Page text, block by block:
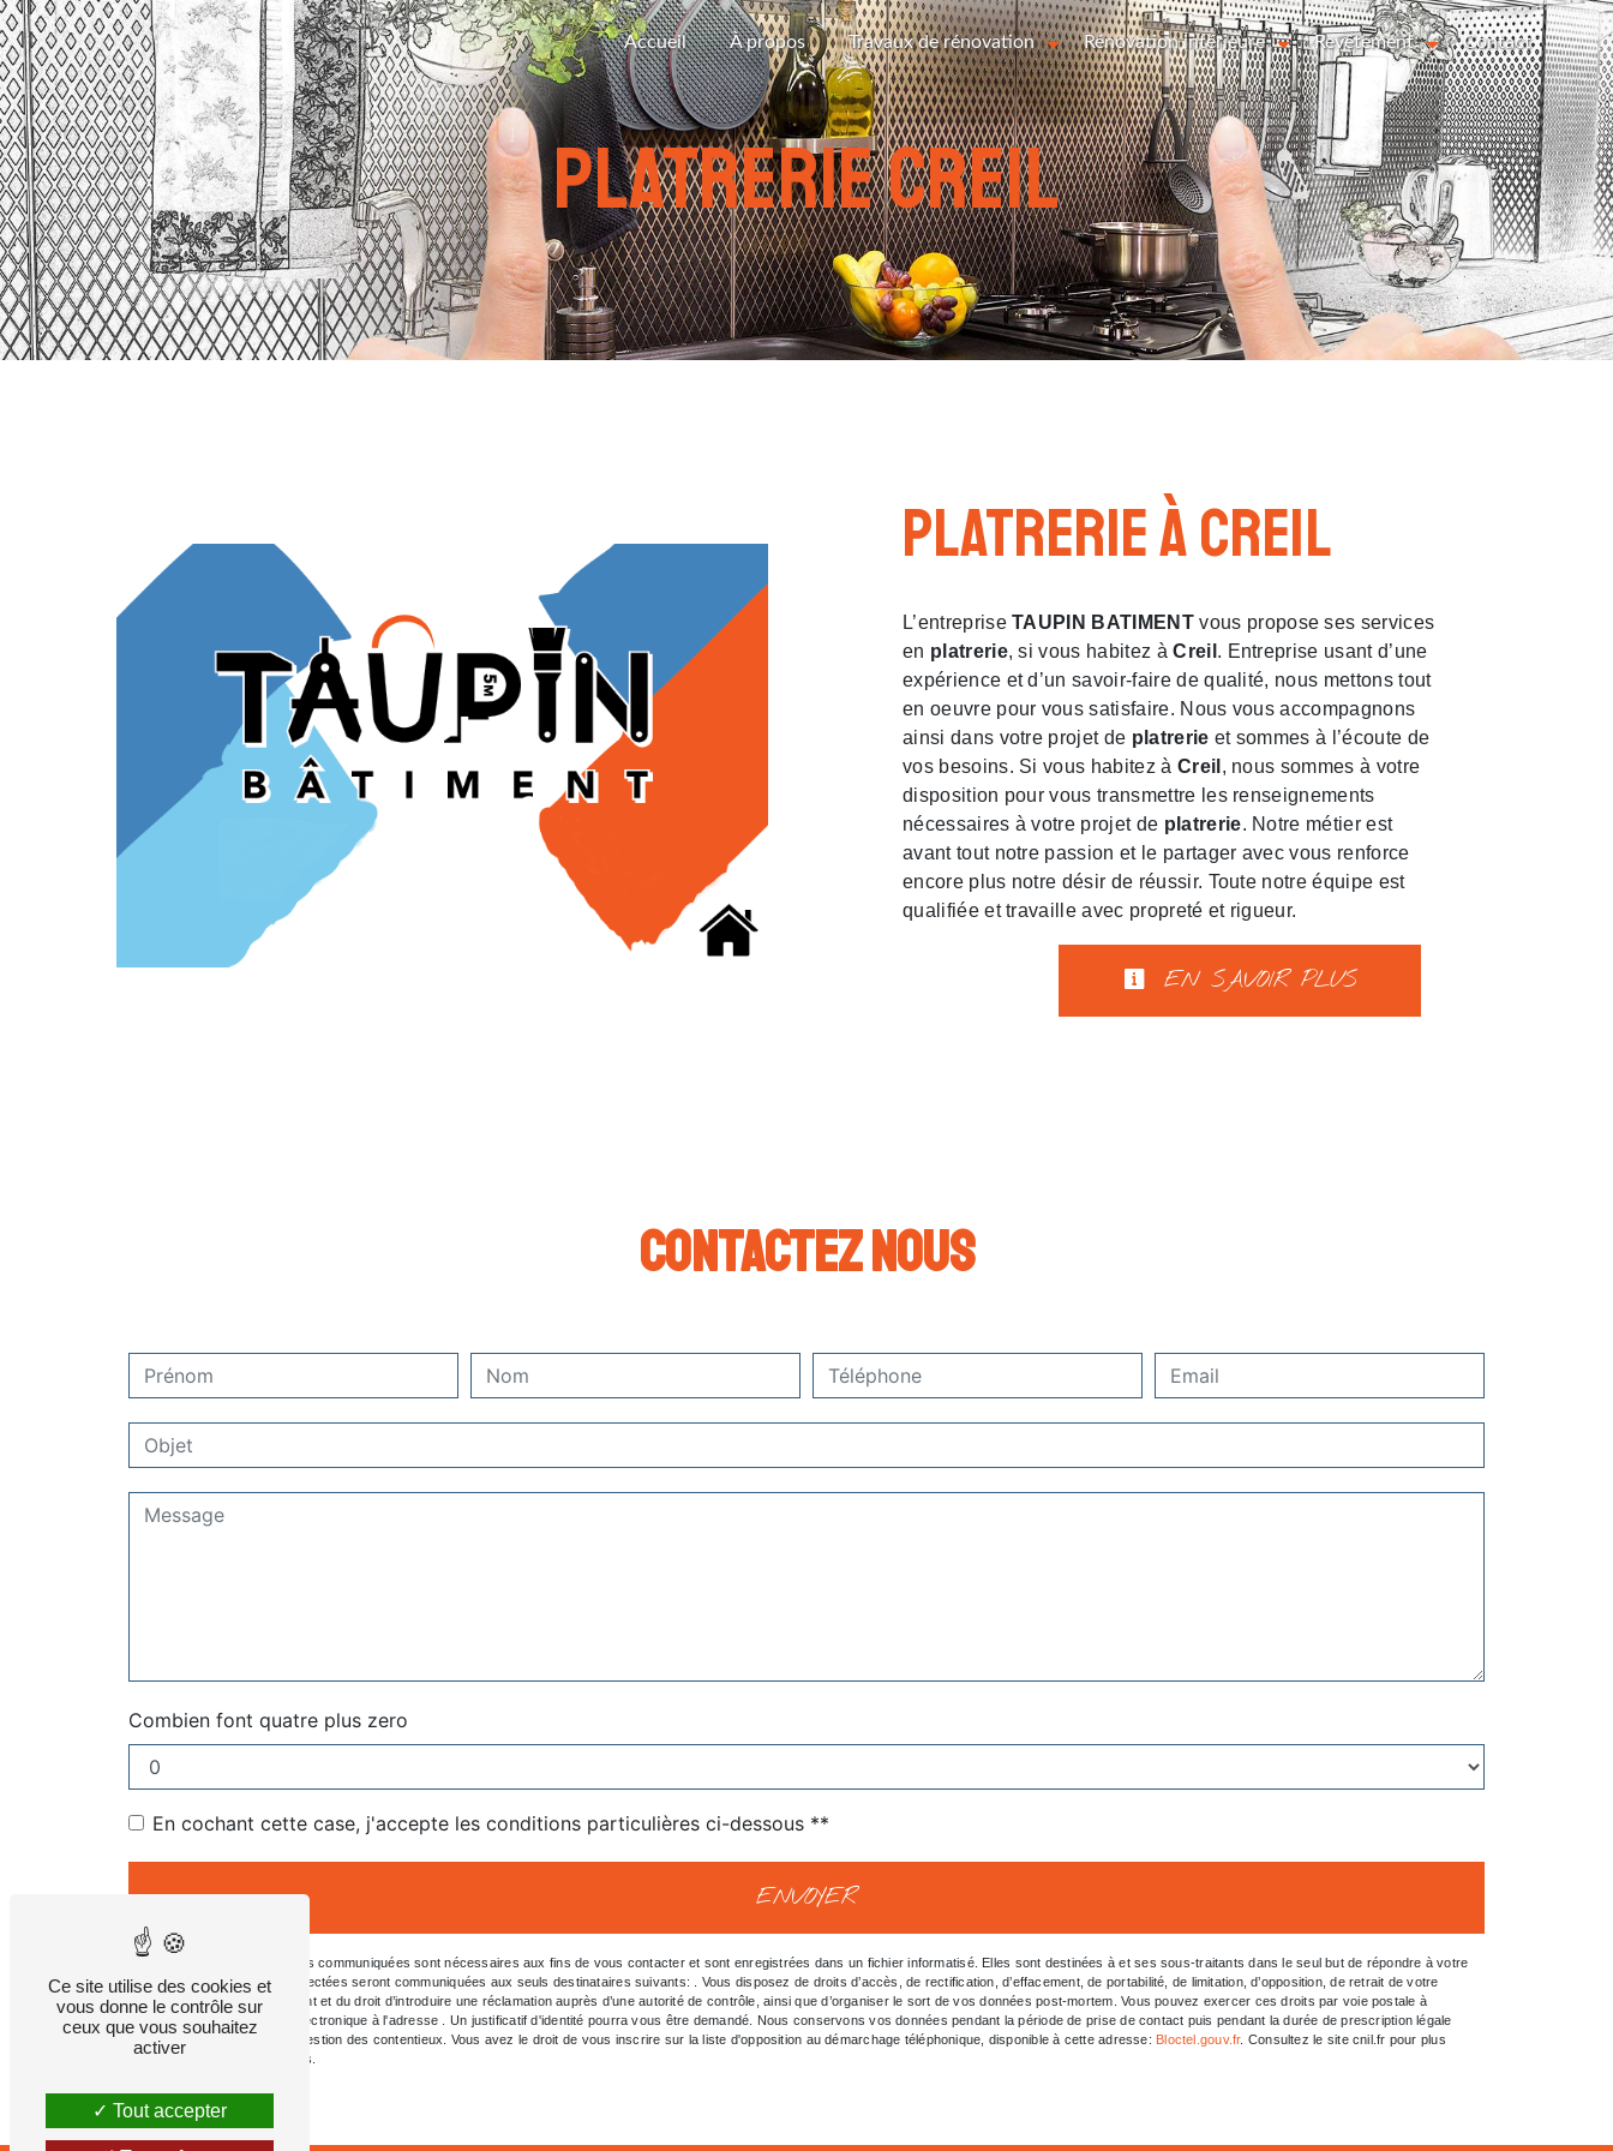
Accueil À propos Travaux de rénovation Rénovation intérieure Revêtement Contact
platrerie Creil
platrerie à Creil
L’entrepriseTAUPIN BATIMENTvous propose ses services
en platrerie, si vous habitez àCreil . Entreprise usant d’une
expérience et d’un savoir-faire de qualité, nous mettons tout
en oeuvre pour vous satisfaire. Nous vous accompagnons
ainsi dans votre projet de platrerie et sommes à l’écoute de
vos besoins. Si vous habitez à Creil , nous sommes à votre
disposition pour vous transmettre les renseignements
nécessaires à votre projet de platrerie. Notre métier est
avant tout notre passion et le partager avec vous renforce
encore plus notre désir de réussir. Toute notre équipe est
qualifiée et travaille avec propreté et rigueur.
EN SAVOIR PLUS
Contactez nous
Combien font quatre plus zero
En cochant cette case, j'accepte les conditions particulières ci-dessous **
ENVOYER
** Les données personnelles communiquées sont nécessaires aux fins de vous contacter et sont enregistrées dans un fichier informatisé. Elles sont destinées à et ses sous-traitants dans le seul but de répondre à votre
message. Les données collectées seront communiquées aux seuls destinataires suivants: . Vous disposez de droits d’accès, de rectification, d’effacement, de portabilité, de limitation, d’opposition, de retrait de votre
consentement à tout moment et du droit d’introduire une réclamation auprès d’une autorité de contrôle, ainsi que d’organiser le sort de vos données post-mortem. Vous pouvez exercer ces droits par voie postale à
l'adresse ou par courrier électronique à l'adresse . Un justificatif d'identité pourra vous être demandé. Nous conservons vos données pendant la période de prise de contact puis pendant la durée de prescription légale
aux fins probatoires et de gestion des contentieux. Vous avez le droit de vous inscrire sur la liste d'opposition au démarchage téléphonique, disponible à cette adresse: Bloctel.gouv.fr. Consultez le site cnil.fr pour plus
d’informations sur vos droits.
Panneau de gestion des cookies
Ce site utilise des cookies et
vous donne le contrôle sur
ceux que vous souhaitez
activer
Tout accepter